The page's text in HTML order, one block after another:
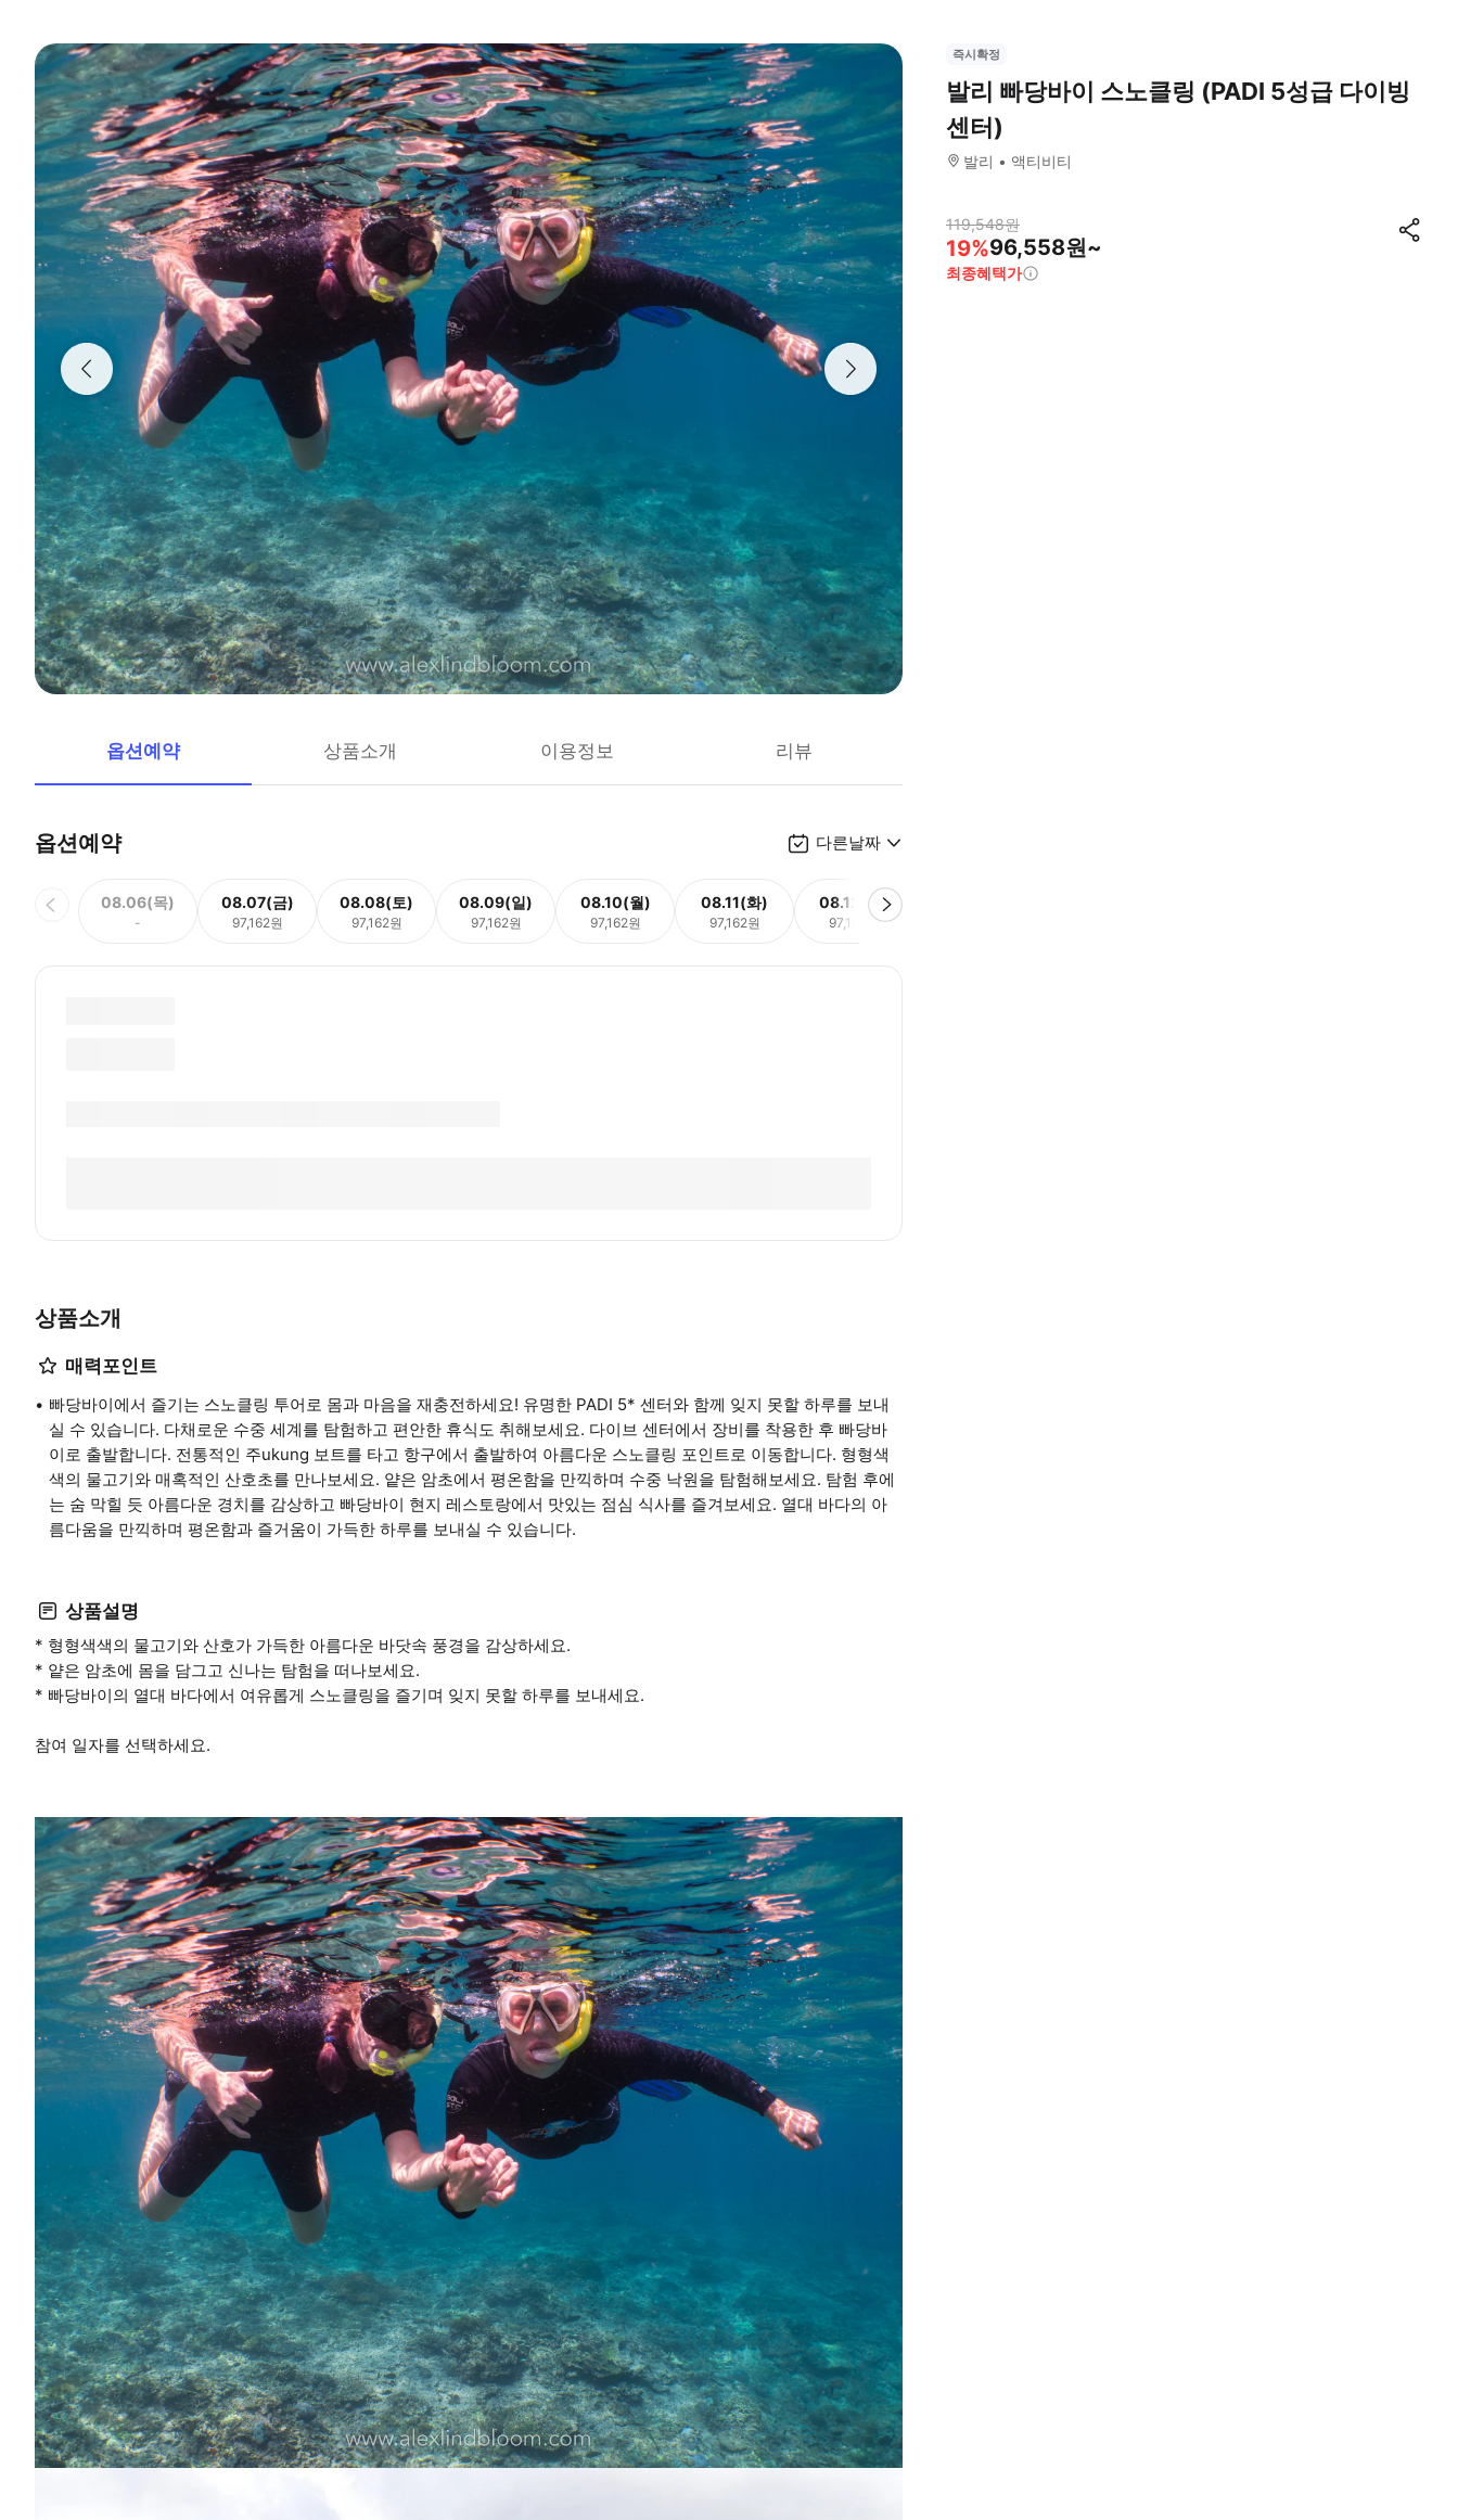
옵션예약 상품소개 이용정보 리뷰
옵션예약 다른날짜
08.06(목)
-
08.07(금)
97,162원
08.08(토)
97,162원
08.09(일)
97,162원
08.10(월)
97,162원
08.11(화)
97,162원
08.12(수)
97,162원
상품소개
매력포인트
빠당바이에서 즐기는 스노클링 투어로 몸과 마음을 재충전하세요! 유명한 PADI 5* 센터와 함께 잊지 못할 하루를 보내
실 수 있습니다. 다채로운 수중 세계를 탐험하고 편안한 휴식도 취해보세요. 다이브 센터에서 장비를 착용한 후 빠당바
이로 출발합니다. 전통적인 주ukung 보트를 타고 항구에서 출발하여 아름다운 스노클링 포인트로 이동합니다. 형형색
색의 물고기와 매혹적인 산호초를 만나보세요. 얕은 암초에서 평온함을 만끽하며 수중 낙원을 탐험해보세요. 탐험 후에
는 숨 막힐 듯 아름다운 경치를 감상하고 빠당바이 현지 레스토랑에서 맛있는 점심 식사를 즐겨보세요. 열대 바다의 아
름다움을 만끽하며 평온함과 즐거움이 가득한 하루를 보내실 수 있습니다.
상품설명
* 형형색색의 물고기와 산호가 가득한 아름다운 바닷속 풍경을 감상하세요.
* 얕은 암초에 몸을 담그고 신나는 탐험을 떠나보세요.
* 빠당바이의 열대 바다에서 여유롭게 스노클링을 즐기며 잊지 못할 하루를 보내세요.
참여 일자를 선택하세요.
즉시확정
발리 빠당바이 스노클링 (PADI 5성급 다이빙
센터)
발리 액티비티
119,548원
19%96,558원~
최종혜택가